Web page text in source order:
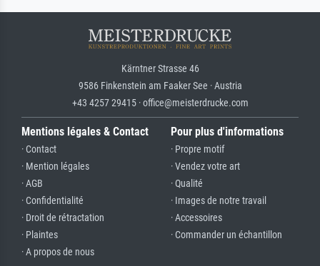
Kärntner Strasse 46
9586 Finkenstein am Faaker See · Austria
+43 4257 29415 · office@meisterdrucke.com
Mentions légales & Contact
· Contact
· Mention légales
· AGB
· Confidentialité
· Droit de rétractation
· Plaintes
· A propos de nous
Pour plus d'informations
· Propre motif
· Vendez votre art
· Qualité
· Images de notre travail
· Accessoires
· Commander un échantillon